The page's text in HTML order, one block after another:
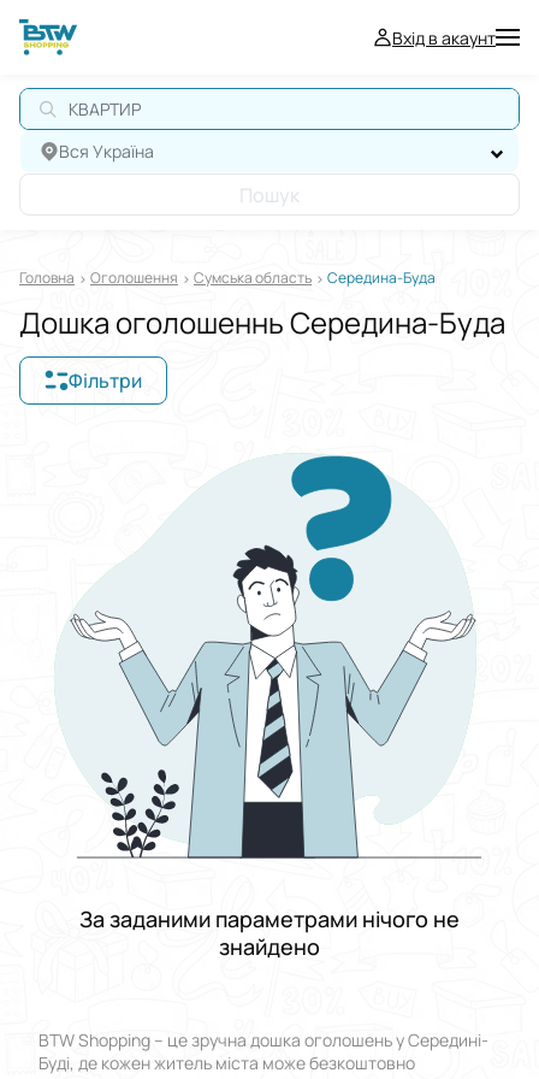
Вхід в акаунт
КВАРТИРА
Вся Україна
Пошук
Головна Оголошення Сумська область Середина-Буда
Дошка оголошеннь Середина-Буда
Фільтри
Виберіть групу категорій
Від До
Стан
Застосувати
Скинути все
За заданими параметрами нічого не
знайдено
BTW Shopping – це зручна дошка оголошень у Середині-
Буді, де кожен житель міста може безкоштовно